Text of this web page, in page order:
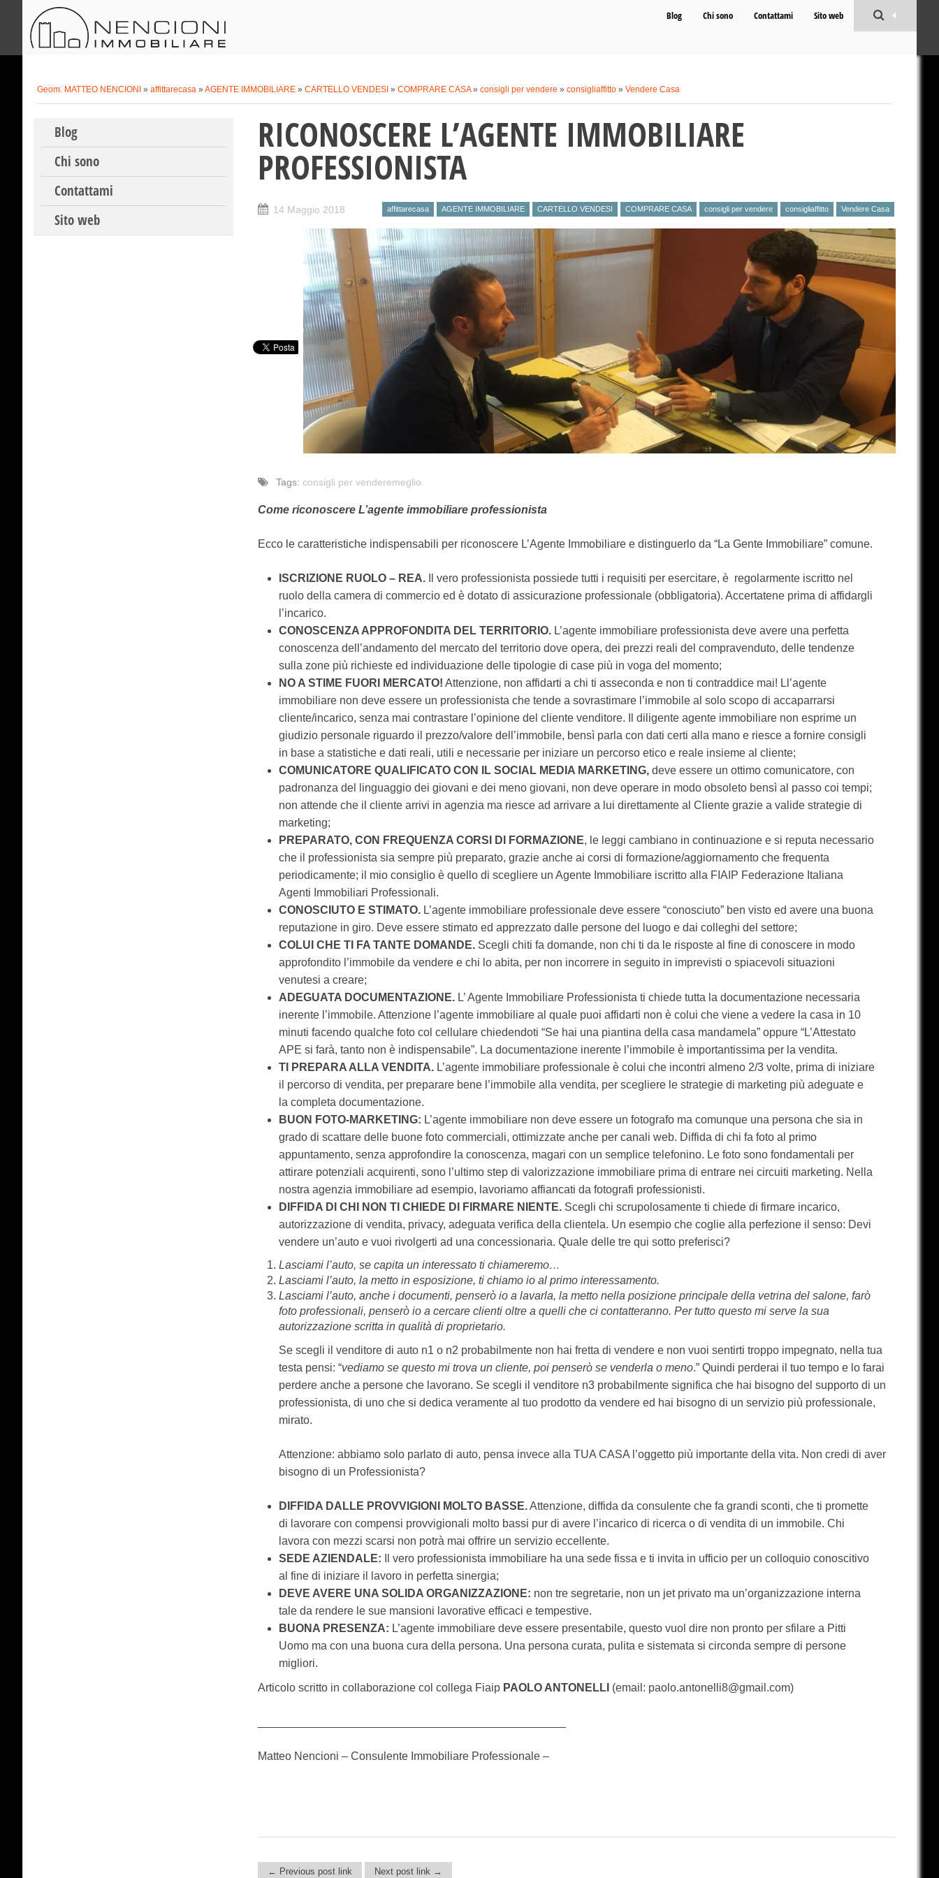
Blog Chi sono Contattami Sito web
Geom. MATTEO NENCIONI » affittarecasa » AGENTE IMMOBILIARE » CARTELLO VENDESI » COMPRARE CASA» consigli per vendere » consigliaffitto » Vendere Casa
Skip to content
Blog
Chi sono
Contattami
Sito web
RICONOSCERE L’AGENTE IMMOBILIARE
PROFESSIONISTA
14 Maggio 2018 affittarecasa AGENTE IMMOBILIARE CARTELLO VENDESI COMPRARE CASA consigli per vendere consigliaffitto Vendere Casa
Tags: consigli per venderemeglio
Come riconoscere L’agente immobiliare professionista
Ecco le caratteristiche indispensabili per riconoscere L’Agente Immobiliare e distinguerlo da “La Gente Immobiliare” comune.
ISCRIZIONE RUOLO – REA.
Il vero professionista possiede tutti i requisiti per esercitare, è regolarmente iscritto nel
ruolo della camera di commercio ed è dotato di assicurazione professionale (obbligatoria). Accertatene prima di affidargli
l’incarico.
CONOSCENZA APPROFONDITA DEL TERRITORIO. L’agente immobiliare professionista deve avere una perfetta
conoscenza dell’andamento del mercato del territorio dove opera, dei prezzi reali del compravenduto, delle tendenze
sulla zone più richieste ed individuazione delle tipologie di case più in voga del momento;
NO A STIME FUORI MERCATO! Attenzione, non affidarti a chi ti asseconda e non ti contraddice mai! Ll’agente
immobiliare non deve essere un professionista che tende a sovrastimare l’immobile al solo scopo di accaparrarsi
cliente/incarico, senza mai contrastare l’opinione del cliente venditore. Il diligente agente immobiliare non esprime un
giudizio personale riguardo il prezzo/valore dell’immobile, bensì parla con dati certi alla mano e riesce a fornire consigli
in base a statistiche e dati reali, utili e necessarie per iniziare un percorso etico e reale insieme al cliente;
COMUNICATORE QUALIFICATO CON IL SOCIAL MEDIA MARKETING, deve essere un ottimo comunicatore, con
padronanza del linguaggio dei giovani e dei meno giovani, non deve operare in modo obsoleto bensì al passo coi tempi;
non attende che il cliente arrivi in agenzia ma riesce ad arrivare a lui direttamente al Cliente grazie a valide strategie di
marketing;
PREPARATO, CON FREQUENZA CORSI DI FORMAZIONE, le leggi cambiano in continuazione e si reputa necessario
che il professionista sia sempre più preparato, grazie anche ai corsi di formazione/aggiornamento che frequenta
periodicamente; il mio consiglio è quello di scegliere un Agente Immobiliare iscritto alla FIAIP Federazione Italiana
Agenti Immobiliari Professionali.
CONOSCIUTO E STIMATO. L’agente immobiliare professionale deve essere “conosciuto” ben visto ed avere una buona
reputazione in giro. Deve essere stimato ed apprezzato dalle persone del luogo e dai colleghi del settore;
COLUI CHE TI FA TANTE DOMANDE. Scegli chiti fa domande, non chi ti da le risposte al fine di conoscere in modo
approfondito l’immobile da vendere e chi lo abita, per non incorrere in seguito in imprevisti o spiacevoli situazioni
venutesi a creare;
ADEGUATA DOCUMENTAZIONE. L’ Agente Immobiliare Professionista ti chiede tutta la documentazione necessaria
inerente l’immobile. Attenzione l’agente immobiliare al quale puoi affidarti non è colui che viene a vedere la casa in 10
minuti facendo qualche foto col cellulare chiedendoti “Se hai una piantina della casa mandamela” oppure “L’Attestato
APE si farà, tanto non è indispensabile”. La documentazione inerente l’immobile è importantissima per la vendita.
TI PREPARA ALLA VENDITA. L’agente immobiliare professionale è colui che incontri almeno 2/3 volte, prima di iniziare
il percorso di vendita, per preparare bene l’immobile alla vendita, per scegliere le strategie di marketing più adeguate e
la completa documentazione.
BUON FOTO-MARKETING: L’agente immobiliare non deve essere un fotografo ma comunque una persona che sia in
grado di scattare delle buone foto commerciali, ottimizzate anche per canali web. Diffida di chi fa foto al primo
appuntamento, senza approfondire la conoscenza, magari con un semplice telefonino. Le foto sono fondamentali per
attirare potenziali acquirenti, sono l’ultimo step di valorizzazione immobiliare prima di entrare nei circuiti marketing. Nella
nostra agenzia immobiliare ad esempio, lavoriamo affiancati da fotografi professionisti.
DIFFIDA DI CHI NON TI CHIEDE DI FIRMARE NIENTE. Scegli chi scrupolosamente ti chiede di firmare incarico,
autorizzazione di vendita, privacy, adeguata verifica della clientela. Un esempio che coglie alla perfezione il senso: Devi
vendere un’auto e vuoi rivolgerti ad una concessionaria. Quale delle tre qui sotto preferisci?
Lasciami l’auto, se capita un interessato ti chiameremo…
Lasciami l’auto, la metto in esposizione, ti chiamo io al primo interessamento.
Lasciami l’auto, anche i documenti, penserò io a lavarla, la metto nella posizione principale della vetrina del salone, farò
foto professionali, penserò io a cercare clienti oltre a quelli che ci contatteranno. Per tutto questo mi serve la sua
autorizzazione scritta in qualità di proprietario.
Se scegli il venditore di auto n1 o n2 probabilmente non hai fretta di vendere e non vuoi sentirti troppo impegnato, nella tua
testa pensi: “vediamo se questo mi trova un cliente, poi penserò se venderla o meno.” Quindi perderai il tuo tempo e lo farai
perdere anche a persone che lavorano. Se scegli il venditore n3 probabilmente significa che hai bisogno del supporto di un
professionista, di uno che si dedica veramente al tuo prodotto da vendere ed hai bisogno di un servizio più professionale,
mirato.
Attenzione: abbiamo solo parlato di auto, pensa invece alla TUA CASA l’oggetto più importante della vita. Non credi di aver
bisogno di un Professionista?
DIFFIDA DALLE PROVVIGIONI MOLTO BASSE.Attenzione, diffida da consulente che fa grandi sconti, che ti promette
di lavorare con compensi provvigionali molto bassi pur di avere l’incarico di ricerca o di vendita di un immobile. Chi
lavora con mezzi scarsi non potrà mai offrire un servizio eccellente.
SEDE AZIENDALE: Il vero professionista immobiliare ha una sede fissa e ti invita in ufficio per un colloquio conoscitivo
al fine di iniziare il lavoro in perfetta sinergia;
DEVE AVERE UNA SOLIDA ORGANIZZAZIONE: non tre segretarie, non un jet privato ma un’organizzazione interna
tale da rendere le sue mansioni lavorative efficaci e tempestive.
BUONA PRESENZA: L’agente immobiliare deve essere presentabile, questo vuol dire non pronto per sfilare a Pitti
Uomo ma con una buona cura della persona. Una persona curata, pulita e sistemata si circonda sempre di persone
migliori.
Articolo scritto in collaborazione col collega Fiaip PAOLO ANTONELLI (email: paolo.antonelli8@gmail.com)
Matteo Nencioni – Consulente Immobiliare Professionale –
← Previous post link Next post link →